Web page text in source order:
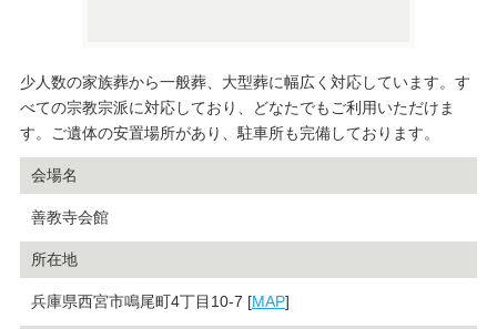
少人数の家族葬から一般葬、大型葬に幅広く対応しています。す
べての宗教宗派に対応しており、どなたでもご利用いただけま
す。ご遺体の安置場所があり、駐車所も完備しております。
会場名
善教寺会館
所在地
兵庫県西宮市鳴尾町4丁目10-7 [MAP]